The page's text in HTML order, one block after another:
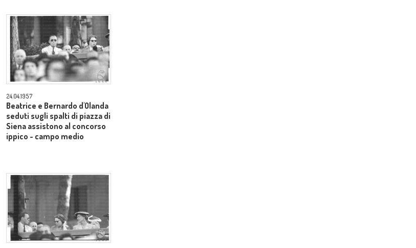
24.04.1957
Beatrice e Bernardo d'Olanda
seduti sugli spalti di piazza di
Siena assistono al concorso
ippico - campo medio